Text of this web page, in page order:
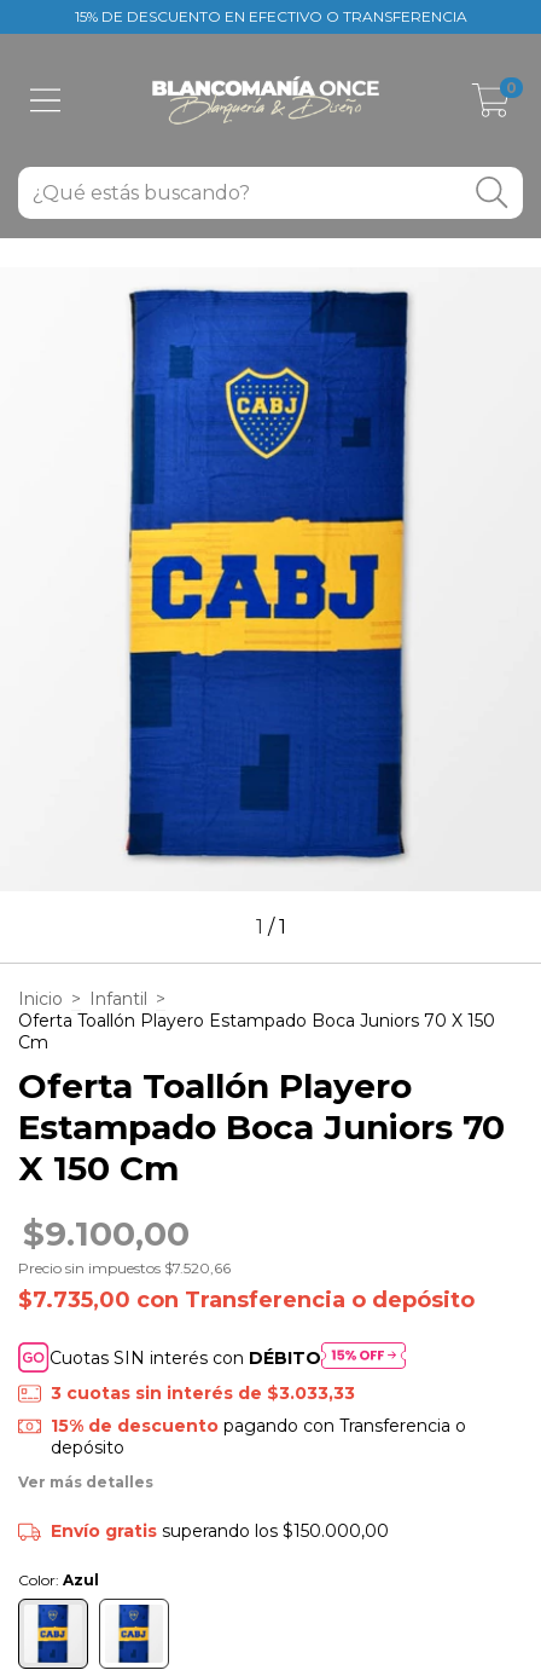
15% DE DESCUENTO EN EFECTIVO O TRANSFERENCIA
0
1 /1
Inicio > Infantil >
Oferta Toallón Playero Estampado Boca Juniors 70 X 150
Cm
Oferta Toallón Playero
Estampado Boca Juniors 70
X 150 Cm
$9.100,00
Precio sin impuestos $7.520,66
$7.735,00 con Transferencia o depósito
Cuotas SIN interés con DÉBITO
3 cuotas sin interés de $3.033,33
15% de descuentopagando con Transferencia o
depósito
Ver más detalles
Envío gratis superando los $150.000,00
Color: Azul